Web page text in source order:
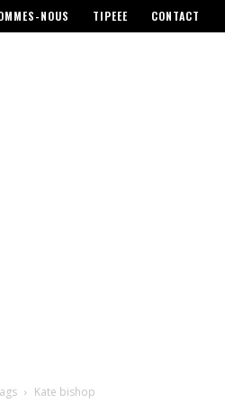
NOUS TIPEEE CONTACT
Kate bishop